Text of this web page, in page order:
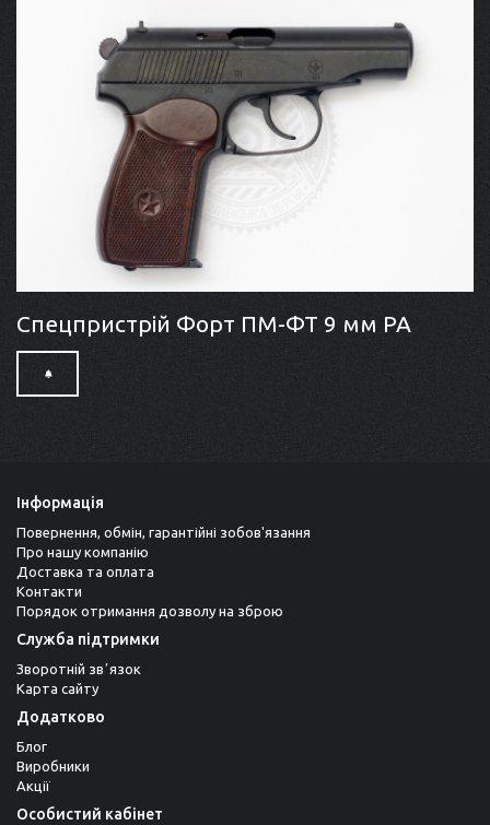
Спецпристрій Форт ПМ-ФТ 9 мм PA
Інформація
Повернення, обмін, гарантійні зобов'язання
Про нашу компанію
Доставка та оплата
Контакти
Порядок отримання дозволу на зброю
Служба підтримки
Зворотній звʼязок
Карта сайту
Додатково
Блог
Виробники
Акції
Особистий кабінет